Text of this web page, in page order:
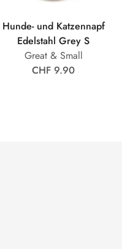
Hunde- und Katzennapf
Edelstahl Grey S
Great & Small
CHF 9.90